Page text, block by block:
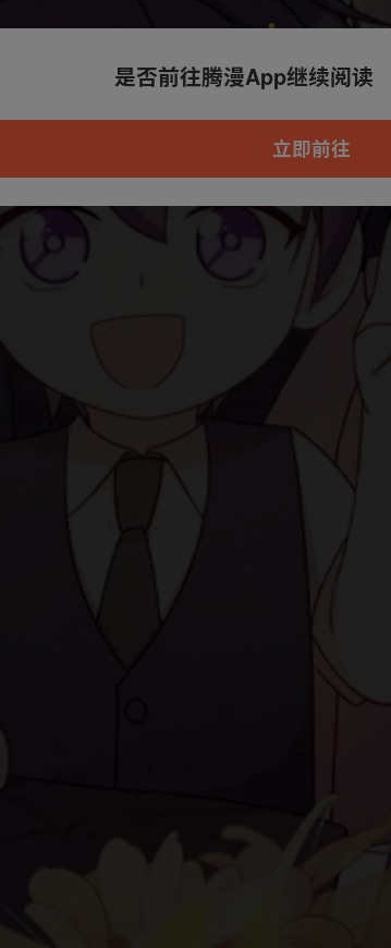
本章节仅支持App阅读，可打开App新用
户7天免费看
是否前往腾漫App继续阅读
立即前往